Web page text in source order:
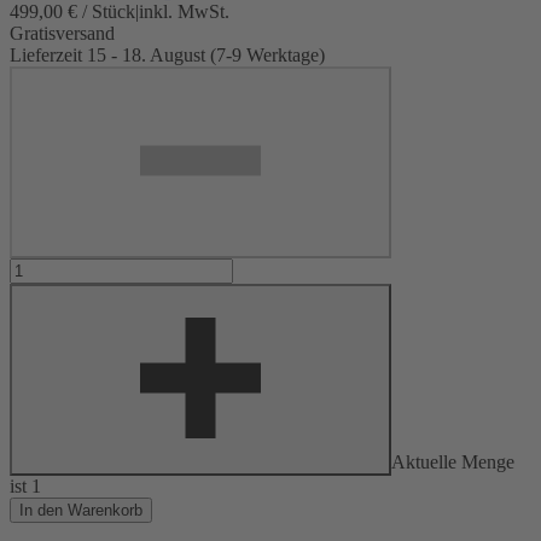
499,00 € / Stück|inkl. MwSt.
Gratisversand
Lieferzeit 15 - 18. August (7-9 Werktage)
Aktuelle Menge
ist 1
In den Warenkorb